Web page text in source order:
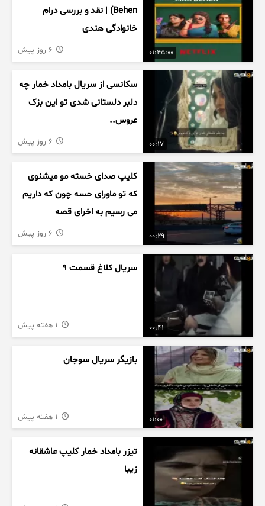
01:45:00
Behen) | نقد و بررسی درام
خانوادگی هندی
00:17
سکانسی از سریال بامداد خمار چه
دلبر دلستانی شدی تو این بزک
عروس..
00:29
کلیپ صدای خسته مو میشنوی
که تو ماورای حسه چون که داریم
می رسیم به اخرای قصه
00:41
سریال کلاغ قسمت 9
01:00
بازیگر سریال سوجان
تیزر بامداد خمار کلیپ عاشقانه
زیبا